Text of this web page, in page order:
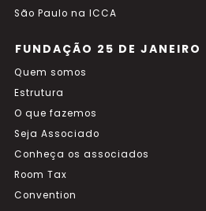
São Paulo na ICCA
FUNDAÇÃO 25 DE JANEIRO
Quem somos
Estrutura
O que fazemos
Seja Associado
Conheça os associados
Room Tax
Convention